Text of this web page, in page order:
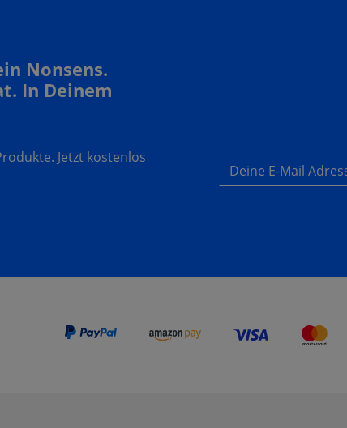
Nonsens.
In Deinem
Jetzt kostenlos
Deine E-Mail Adresse